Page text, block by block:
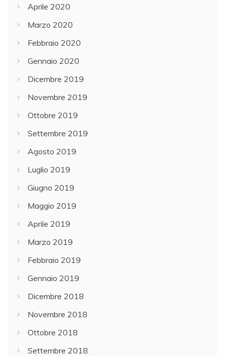
Aprile 2020
Marzo 2020
Febbraio 2020
Gennaio 2020
Dicembre 2019
Novembre 2019
Ottobre 2019
Settembre 2019
Agosto 2019
Luglio 2019
Giugno 2019
Maggio 2019
Aprile 2019
Marzo 2019
Febbraio 2019
Gennaio 2019
Dicembre 2018
Novembre 2018
Ottobre 2018
Settembre 2018